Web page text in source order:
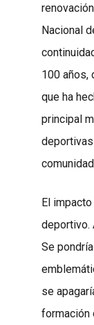
Nacional
100 años,
que ha
principal
El
deportivo.
Se
se
formación